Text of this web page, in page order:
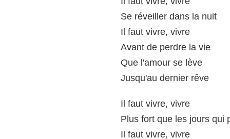
Se réveiller dans la nuit
Il faut vivre, vivre
Avant de perdre la vie
Que l'amour se lève
Jusqu'au dernier rêve
Il faut vivre, vivre
Plus fort que les jours qui
Il faut vivre, vivre